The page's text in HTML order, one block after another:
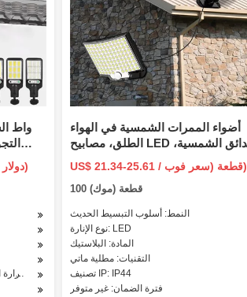
أضواء الممرات الشمسية في الهواء
الطلق، مصابيح LED للحدائق الشمسية،
مصابيح المناظر الطبيعية الشمسية
المقاومة للماء للحديقة، الفناء، الفناء،
US$ 21.34-25.61 / قطعة (سعر فوب)
100 قطعة (موك)
النمط: أسلوب التبسيط الحديث
نوع الإنارة: LED
المادة: البلاستيك
التقنيات: مطلية ماتي
تصنيف IP: IP44
فترة الضمان: غير متوفر
للماء
9.7-10 دولار أمريكي / قطعة (سعر فوب)
درجة حرارة اللون: 3000 كيلو /